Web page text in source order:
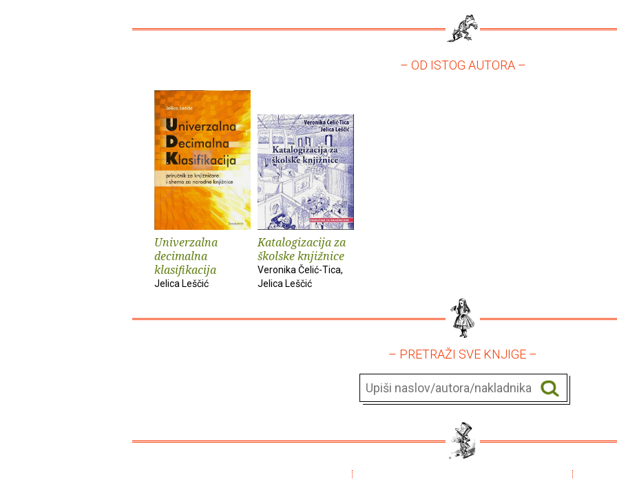
– OD ISTOG AUTORA –
Univerzalna
decimalna
klasifikacija
Jelica Leščić
Katalogizacija za
školske knjižnice
Veronika Čelić-Tica,
Jelica Leščić
– PRETRAŽI SVE KNJIGE –